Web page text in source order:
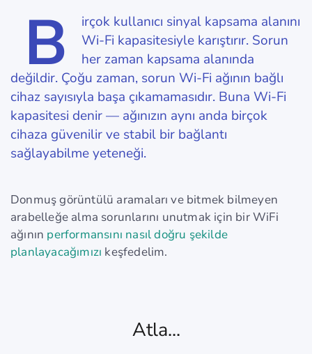
B
irçok kullanıcı sinyal kapsama alanını
Wi-Fi kapasitesiyle karıştırır. Sorun
her zaman kapsama alanında
değildir. Çoğu zaman, sorun Wi-Fi ağının bağlı
cihaz sayısıyla başa çıkamamasıdır. Buna Wi-Fi
kapasitesi denir — ağınızın aynı anda birçok
cihaza güvenilir ve stabil bir bağlantı
sağlayabilme yeteneği.
Donmuş görüntülü aramaları ve bitmek bilmeyen
arabelleğe alma sorunlarını unutmak için bir WiFi
ağının performansını nasıl doğru şekilde
planlayacağımızı keşfedelim.
Atla...